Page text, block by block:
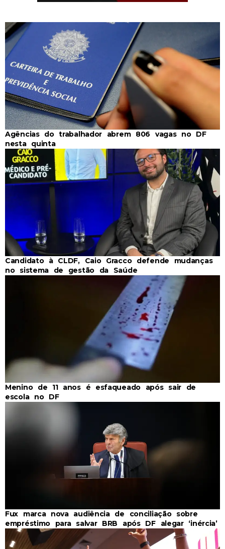
Agências do trabalhador abrem 806 vagas no DF
nesta quinta
Candidato à CLDF, Caio Gracco defende mudanças
no sistema de gestão da Saúde
Menino de 11 anos é esfaqueado após sair de
escola no DF
Fux marca nova audiência de conciliação sobre
empréstimo para salvar BRB após DF alegar ‘inércia’